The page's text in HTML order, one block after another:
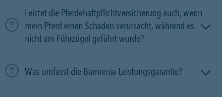
Leistet die Pferdehaftpflichtversicherung auch, wenn
mein Pferd einen Schaden verursacht, während es
nicht am Führzügel geführt wurde?
Was umfasst die Barmenia-Leistungsgarantie?